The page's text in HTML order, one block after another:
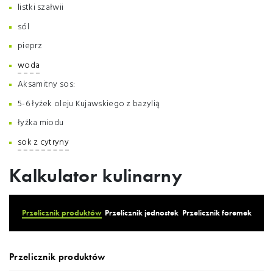
listki szałwii
sól
pieprz
woda
Aksamitny sos:
5-6 łyżek oleju Kujawskiego z bazylią
łyżka miodu
sok z cytryny
Kalkulator kulinarny
Przelicznik produktów Przelicznik jednostek Przelicznik foremek
Przelicznik produktów